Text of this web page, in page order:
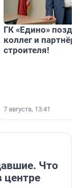
ГК «Едино»
коллег и
строителя!
7 августа, 13:41
Что
центре